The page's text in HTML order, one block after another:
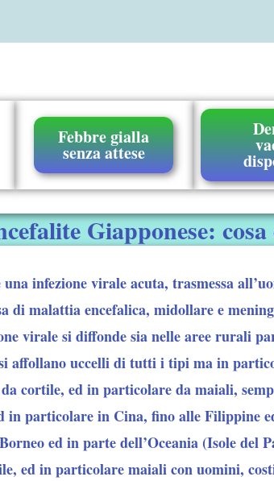
Febbre gialla
senza attese
Giapponese: cosa
infezione virale acuta, trasmessa
di malattia encefalica, midollare e
virale si diffonde sia nelle aree rurali
si affollano uccelli di tutti i tipi ma in
cortile, ed in particolare da maiali,
in particolare in Cina, fino alle Filippine
ed in parte dell’Oceania (Isole del
ed in particolare maiali con uomini,